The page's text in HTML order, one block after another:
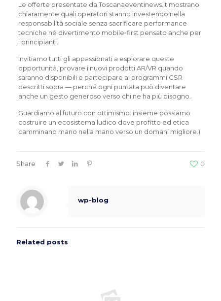
Le offerte presentate da Toscanaeventinews.it mostrano
chiaramente quali operatori stanno investendo nella
responsabilità sociale senza sacrificare performance
tecniche né divertimento mobile‑first pensato anche per
i principianti.
Invitiamo tutti gli appassionati a esplorare queste
opportunità, provare i nuovi prodotti AR/VR quando
saranno disponibili e partecipare ai programmi CSR
descritti sopra — perché ogni puntata può diventare
anche un gesto generoso verso chi ne ha più bisogno.
Guardiamo al futuro con ottimismo: insieme possiamo
costruire un ecosistema ludico dove profitto ed etica
camminano mano nella mano verso un domani migliore.)
Share 0
wp-blog
Related posts